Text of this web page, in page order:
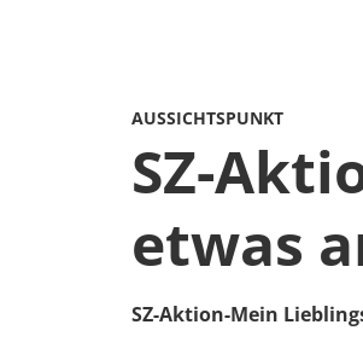
AUSSICHTSPUNKT
SZ-
etwas
SZ-Aktion-Mein